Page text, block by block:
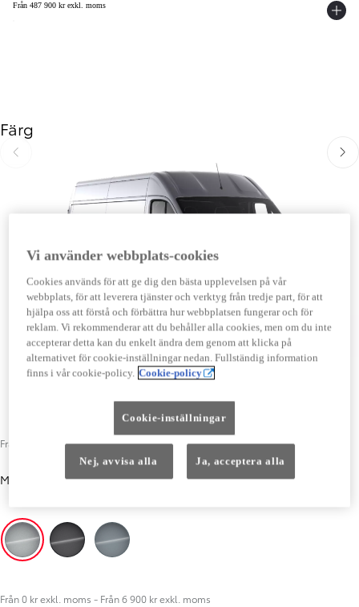
Från 487 900 kr exkl. moms
Färg
Föregående
Från 6 900 kr exkl. moms
Metallic Silver (KCA) Från 6 900 kr exkl. moms
Silver (KCA)
Från 0 kr exkl. moms - Från 6 900 kr exkl. moms
Vi använder webbplats-cookies
Cookies används för att ge dig den bästa upplevelsen på vår
webbplats, för att leverera tjänster och verktyg från tredje part, för att
hjälpa oss att förstå och förbättra hur webbplatsen fungerar och för
reklam. Vi rekommenderar att du behåller alla cookies, men om du inte
accepterar detta kan du enkelt ändra dem genom att klicka på
alternativet för cookie-inställningar nedan. Fullständig information
finns i vår cookie-policy. Cookie-policy
Cookie-inställningar
Nej, avvisa alla Ja, acceptera alla